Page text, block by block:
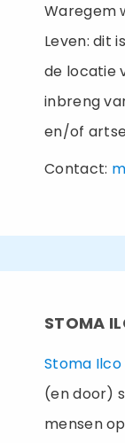
Waregem
Leven: dit
de locatie
inbreng
en/of
Contact:
STOMA
Stoma Ilco
(en door)
mensen